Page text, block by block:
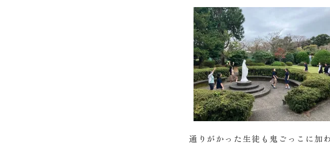
通りがかった生徒も鬼ごっこに加わ